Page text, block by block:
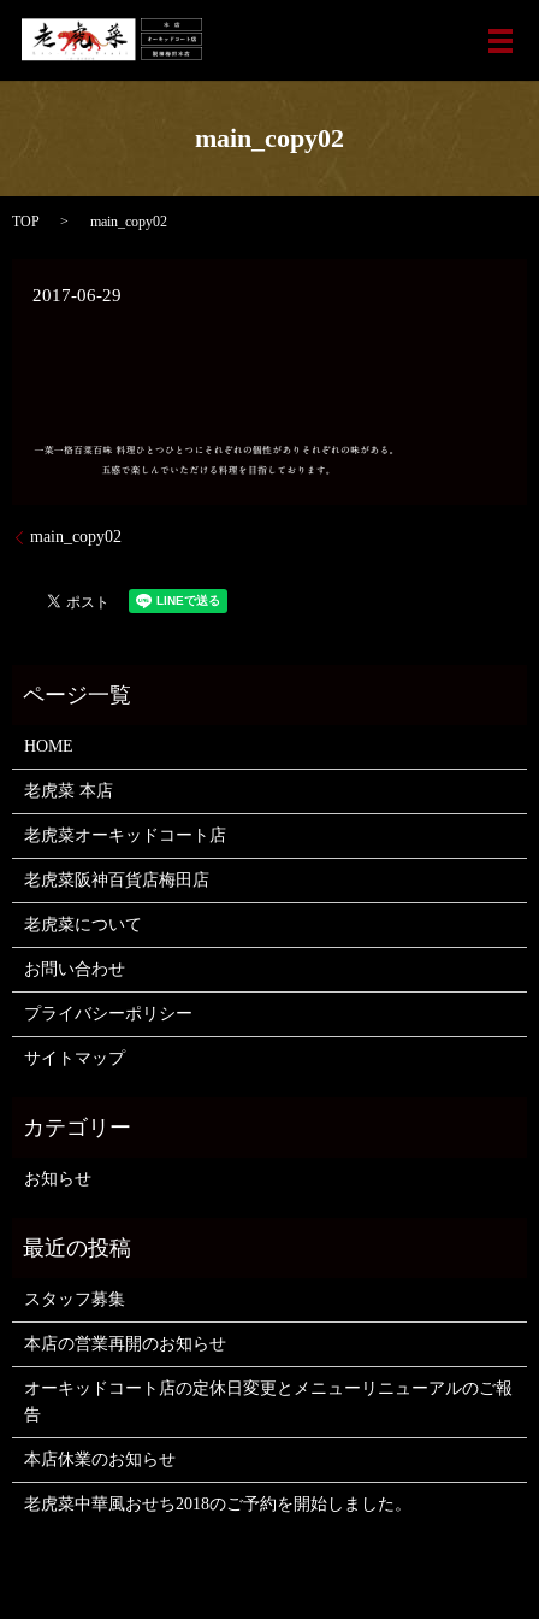
メ
main_copy02
TOP main_copy02
2017-06-29
main_copy02
HOME
老虎菜 本店
老虎菜オーキッドコート店
老虎菜阪神百貨店梅田店
老虎菜について
お問い合わせ
プライバシーポリシー
サイトマップ
お知らせ
スタッフ募集
本店の営業再開のお知らせ
オーキッドコート店の定休日変更とメニューリニューアルのご報
告
本店休業のお知らせ
老虎菜中華風おせち2018のご予約を開始しました。